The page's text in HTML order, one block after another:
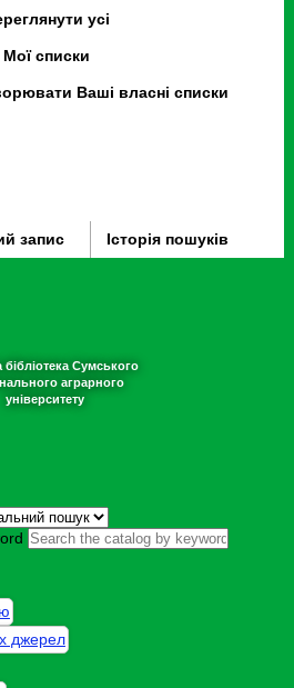
усі
Мої списки
Ваші власні списки
запис Історія пошуків
бібліотека Сумського
аграрного
університету
джерел